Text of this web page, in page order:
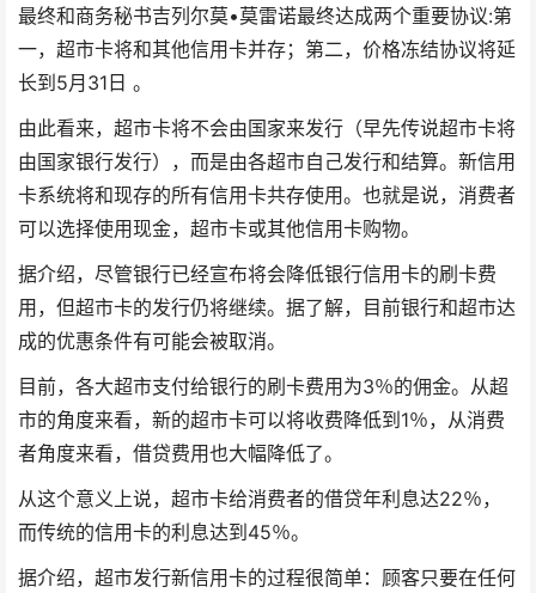
最终和商务秘书吉列尔莫•莫雷诺最终达成两个重要协议:第
一，超市卡将和其他信用卡并存；第二，价格冻结协议将延
长到5月31日 。
由此看来，超市卡将不会由国家来发行（早先传说超市卡将
由国家银行发行），而是由各超市自己发行和结算。新信用
卡系统将和现存的所有信用卡共存使用。也就是说，消费者
可以选择使用现金，超市卡或其他信用卡购物。
据介绍，尽管银行已经宣布将会降低银行信用卡的刷卡费
用，但超市卡的发行仍将继续。据了解，目前银行和超市达
成的优惠条件有可能会被取消。
目前，各大超市支付给银行的刷卡费用为3％的佣金。从超
市的角度来看，新的超市卡可以将收费降低到1％，从消费
者角度来看，借贷费用也大幅降低了。
从这个意义上说，超市卡给消费者的借贷年利息达22％，
而传统的信用卡的利息达到45％。
据介绍，超市发行新信用卡的过程很简单：顾客只要在任何